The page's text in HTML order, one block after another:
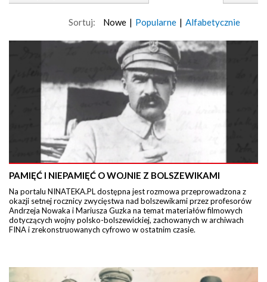
Sortuj: Nowe | Popularne | Alfabetycznie
PAMIĘĆ I NIEPAMIĘĆ O WOJNIE Z BOLSZEWIKAMI
Na portalu NINATEKA.PL dostępna jest rozmowa przeprowadzona z
okazji setnej rocznicy zwycięstwa nad bolszewikami przez profesorów
Andrzeja Nowaka i Mariusza Guzka na temat materiałów filmowych
dotyczących wojny polsko-bolszewickiej, zachowanych w archiwach
FINA i zrekonstruowanych cyfrowo w ostatnim czasie.